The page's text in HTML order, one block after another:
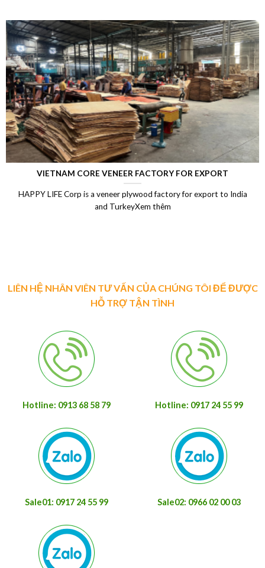
VIETNAM CORE VENEER FACTORY FOR EXPORT
HAPPY LIFE Corp is a veneer plywood factory for export to India
and TurkeyXem thêm
LIÊN HỆ NHÂN VIÊN TƯ VẤN CỦA CHÚNG TÔI ĐỂ ĐƯỢC
HỖ TRỢ TẬN TÌNH
Hotline: 0913 68 58 79 Hotline: 0917 24 55 99
Sale01: 0917 24 55 99 Sale02: 0966 02 00 03